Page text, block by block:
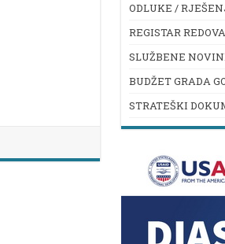
ODLUKE /
REGISTAR
SLUŽBENE
BUDŽET GRADA
STRATEŠKI